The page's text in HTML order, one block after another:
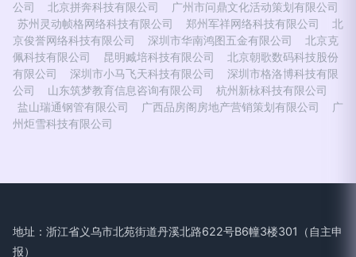
公司
北京拼奔科技有限公司
广州市问鼎文化活动策划有限公司
苏州灵动帧格网络科技有限公司
郑州军祥网络科技有限公司
北
京俊誉网络科技有限公司
深圳市华南鸿图五金有限公司
北京克
佩科技有限公司
昆明臧培科技有限公司
北京朝歌数码科技股份
有限公司
深圳市小马飞天科技有限公司
深圳市格洛博科技有限
公司
山东筑梦教育信息咨询有限公司
杭州新栐科技有限公司
盐山瑞通钢管有限公司
广西品房阁房地产营销策划有限公司
广
州炬雪科技有限公司
地址：浙江省义乌市北苑街道丹溪北路622号B6幢3楼301（自主申
报）